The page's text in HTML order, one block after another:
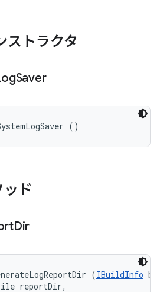
ストラクタ
Saver
()
ド
Dir
(IBuildInfo
reportDir,